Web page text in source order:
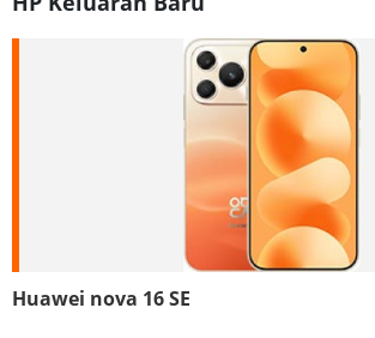
Huawei nova 16 SE